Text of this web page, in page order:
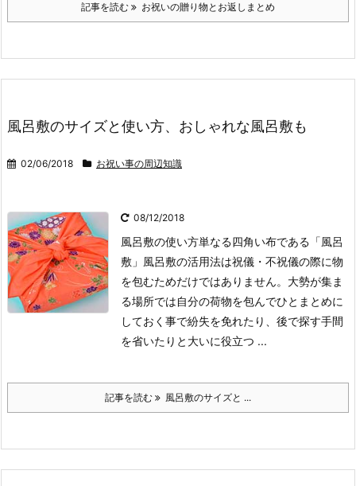
記事を読む お祝いの贈り物とお返しまとめ
風呂敷のサイズと使い方、おしゃれな風呂敷も
02/06/2018 お祝い事の周辺知識
08/12/2018
風呂敷の使い方単なる四角い布である「風呂
敷」 風呂敷の活用法は祝儀・不祝儀の際に物
を包むためだけではありません。大勢が集ま
る場所では自分の荷物を包んでひとまとめに
しておく事で紛失を免れたり、後で探す手間
を省いたりと大いに役立つ ...
記事を読む 風呂敷のサイズと ...